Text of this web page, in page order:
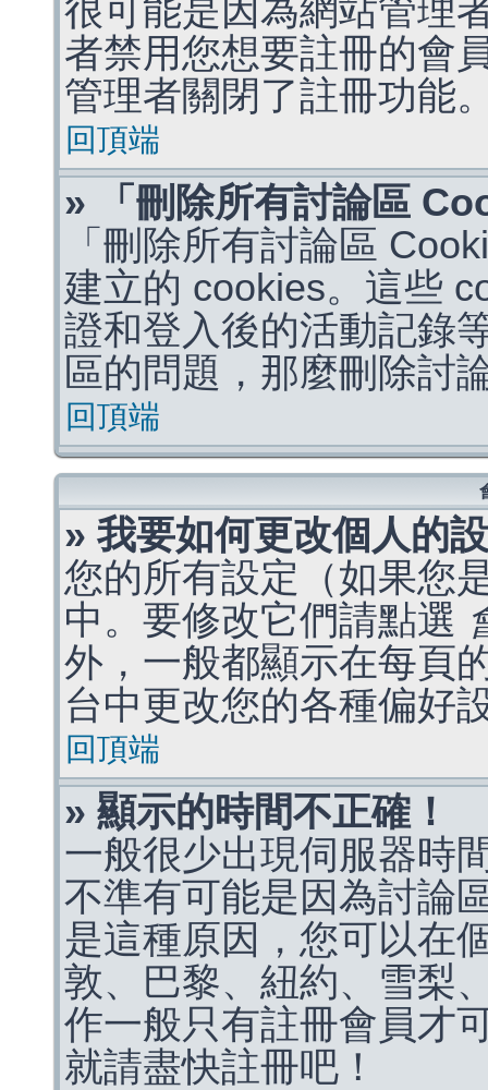
很可能是因為網站管理
者禁用您想要註冊的會
管理者關閉了註冊功能
回頂端
» 「刪除所有討論區
「刪除所有討論區
建立的 cookies。這些
證和登入後的活動記錄
區的問題，那麼刪除討
回頂端
» 我要如何更改個人的
您的所有設定（如果您
中。要修改它們請點選
外，一般都顯示在每頁
台中更改您的各種偏好
回頂端
» 顯示的時間不正確！
一般很少出現伺服器時
不準有可能是因為討論
是這種原因，您可以在
敦、巴黎、紐約、雪梨
作一般只有註冊會員才
就請盡快註冊吧！